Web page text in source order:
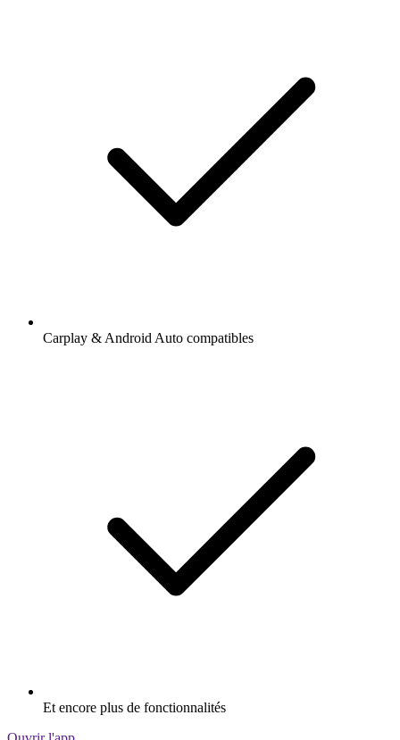
Carplay & Android Auto compatibles
Et encore plus de fonctionnalités